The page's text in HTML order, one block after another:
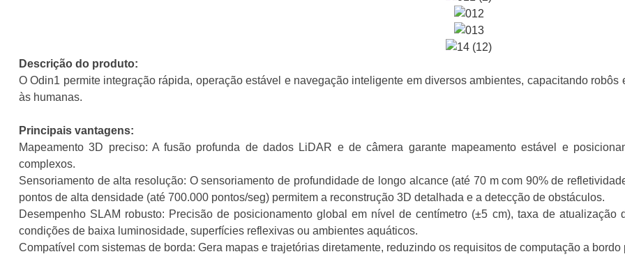
Descrição do produto:
O Odin1 permite integração rápida, operação estável e navegação inteligente em diversos ambientes, capacitando
às humanas.
Principais vantagens:
Mapeamento 3D preciso: A fusão profunda de dados LiDAR e de câmera garante mapeamento estável e
complexos.
Sensoriamento de alta resolução: O sensoriamento de profundidade de longo alcance (até 70 m com 90% de
pontos de alta densidade (até 700.000 pontos/seg) permitem a reconstrução 3D detalhada e a detecção de obstáculos.
Desempenho SLAM robusto: Precisão de posicionamento global em nível de centímetro (±5 cm), taxa de
condições de baixa luminosidade, superfícies reflexivas ou ambientes aquáticos.
Compatível com sistemas de borda: Gera mapas e trajetórias diretamente, reduzindo os requisitos de computação a